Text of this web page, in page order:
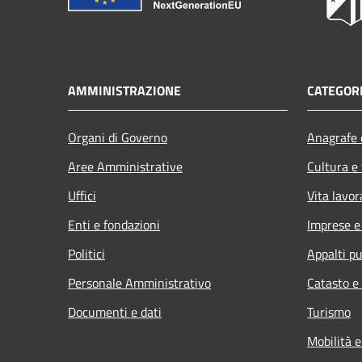
AMMINISTRAZIONE
Organi di Governo
Aree Amministrative
Uffici
Enti e fondazioni
Politici
Personale Amministrativo
Documenti e dati
Cultura
Vita
Imprese
Appalti
Catasto
Turismo
Mobilità